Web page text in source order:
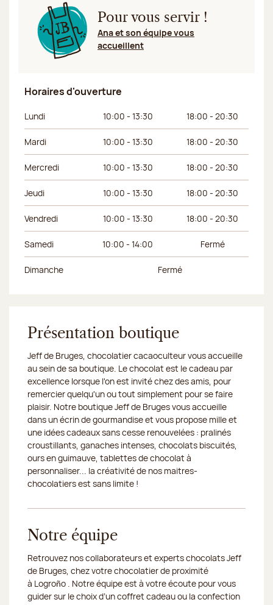
Pour vous servir !
Ana et son équipe vous
accueillent
Horaires d'ouverture
Jour de la semaine Horaires du matin Horaires de
Lundi 10:00 - 13:30 18:00 - 20:30
Mardi 10:00 - 13:30 18:00 - 20:30
Mercredi 10:00 - 13:30 18:00 - 20:30
Jeudi 10:00 - 13:30 18:00 - 20:30
Vendredi 10:00 - 13:30 18:00 - 20:30
Samedi 10:00 - 14:00 Fermé
Dimanche Fermé
Présentation boutique
Jeff de Bruges, chocolatier cacaoculteur vous accueille
au sein de sa boutique. Le chocolat est le cadeau par
excellence lorsque l'on est invité chez des amis, pour
remercier quelqu'un ou tout simplement pour se faire
plaisir. Notre boutique Jeff de Bruges vous accueille
dans un écrin de gourmandise et vous propose mille et
une idées cadeaux sans cesse renouvelées : pralinés
croustillants, ganaches intenses, chocolats biscuités,
ours en guimauve, tablettes de chocolat à
personnaliser... la créativité de nos maitres-
chocolatiers est sans limite !
Notre équipe
Retrouvez nos collaborateurs et experts chocolats Jeff
de Bruges, chez votre chocolatier de proximité
à Logroño . Notre équipe est à votre écoute pour vous
guider sur le choix d’un coffret cadeau ou la confection